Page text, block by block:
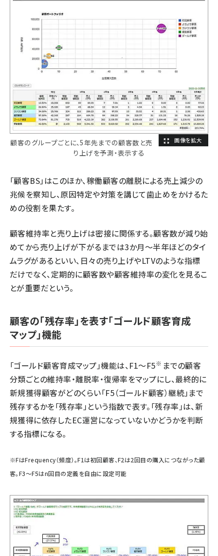
顧客のグループごとに、5年先までの顧客数と売
り上げを予測・表示する
「顧客BS」はこのほか、稼働顧客の離脱による売上減少の
兆候を察知し、原因特定や対策を講じて歯止めをかけるた
めの役割を果たす。
顧客維持率と売り上げは密接に関係する。顧客数が減り始
めてから売り上げが下がるまでは3か月～半年ほどのタイ
ムラグがあるといい、日々の売り上げやLTVのような指標
だけでなく、定期的に顧客数や顧客維持率の変化を見るこ
とが重要だという。
顧客の「残存率」を表す「ゴールド顧客育成
マップ」機能
「ゴールド顧客育成マップ」機能は、F1～F5※ までの顧客
分類ごとの維持率・離脱率・復帰率をマップにし、最終的に
新規獲得顧客がどのくらい「F5（ゴールド顧客）継続」まで
残存するかを「残存率」という指数で表す。「残存率」は、新
規獲得に依存したEC運営になっていないかどうかを判断
する指標になる。
※FはFrequency（頻度）。F1は初回顧客、F2は2回目の購入につながった顧
客。F3～F5はn回目の定義を自由に設定可能